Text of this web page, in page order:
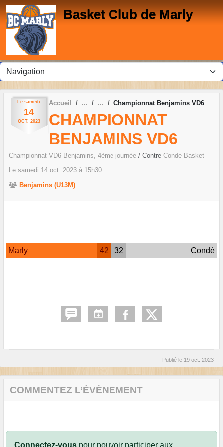
Basket Club de Marly
Le samedi
14
OCT. 2023
Accueil Championnat Benjamins VD6
CHAMPIONNAT
BENJAMINS VD6
Championnat VD6 Benjamins, 4ème journée / Contre Conde Basket
Le samedi 14 oct. 2023 à 15h30
Benjamins (U13M)
Marly 42 32 Condé
Publié le 19 oct. 2023
COMMENTEZ L’ÉVÈNEMENT
Connectez-vous pour pouvoir participer aux
Panneau de gestion des cookies